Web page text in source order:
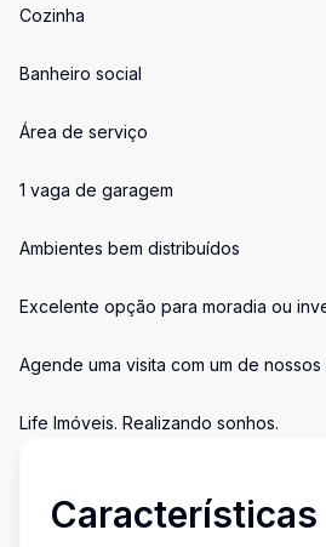
Cozinha
Banheiro social
Área de serviço
1 vaga de garagem
Ambientes bem distribuídos
Excelente opção para moradia ou
Agende uma visita com um de nossos
Life Imóveis. Realizando sonhos.
Características